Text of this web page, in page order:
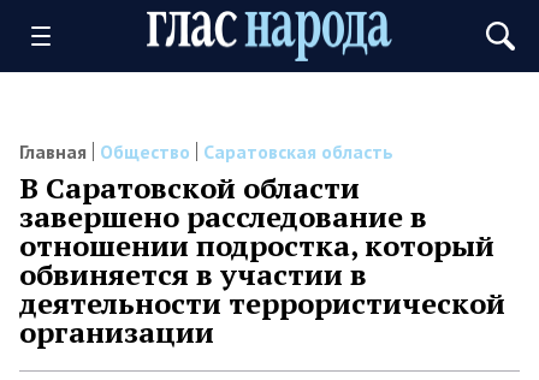
Главная Общество Саратовская область
В Саратовской области
завершено расследование в
отношении подростка, который
обвиняется в участии в
деятельности террористической
организации